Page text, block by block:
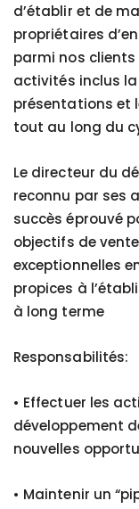
d’établir et de
propriétaires
parmi nos
activités inclus
présentations et
tout au long du
Le directeur du
reconnu par ses
succès éprouvé
objectifs de
exceptionnelles
propices à
à long terme
Responsabilités:
• Effectuer les
développement
nouvelles
• Maintenir un